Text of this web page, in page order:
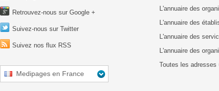
Retrouvez-nous sur Google +
Suivez-nous sur Twitter
Suivez nos flux RSS
Medipages en France
L'annuaire des
L'annuaire des
L'annuaire des
L'annuaire des
Toutes les adresses